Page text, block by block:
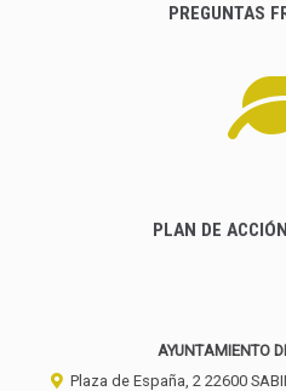
PREGUNTAS
PLAN DE
AYUNTAMIENTO
Plaza de España, 2 22600